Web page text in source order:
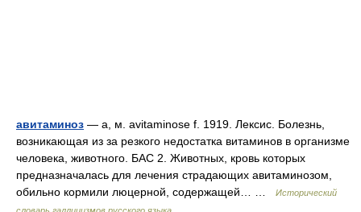
авитаминоз — а, м. avitaminose f. 1919. Лексис. Болезнь,
возникающая из за резкого недостатка витаминов в организме
человека, животного. БАС 2. Животных, кровь которых
предназначалась для лечения страдающих авитаминозом,
обильно кормили люцерной, содержащей… …
Исторический